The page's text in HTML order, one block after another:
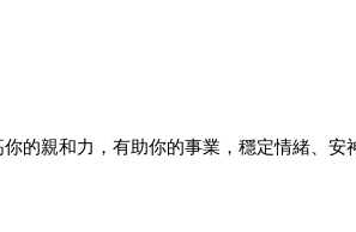
的親和力，有助你的事業，穩定情緒、